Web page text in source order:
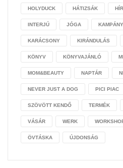
HOLYDUCK HÁTIZSÁK HÍR
INTERJÚ JÓGA KAMPÁNY
KARÁCSONY KIRÁNDULÁS
KÖNYV KÖNYVAJÁNLÓ
MOM&BEAUTY NAPTÁR
NEVER JUST A DOG PICI PIAC
SZÖVÖTT KENDŐ TERMÉK
VÁSÁR WERK
ÖVTÁSKA ÚJDONSÁG